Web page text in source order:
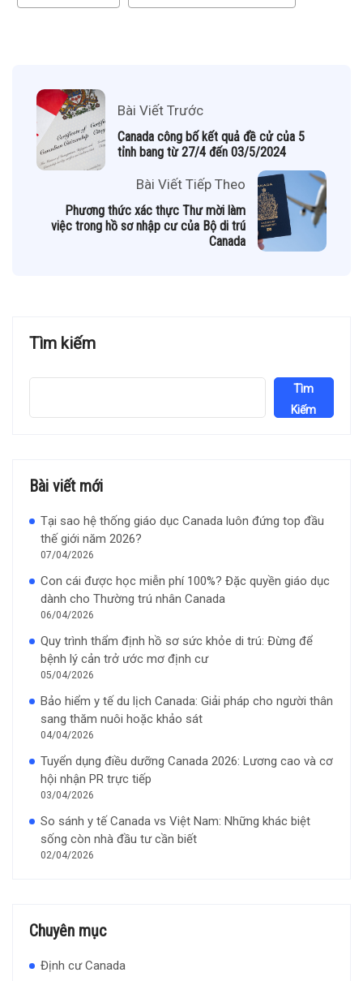
Bài Viết Trước
Canada công bố kết quả đề cử của 5
tỉnh bang từ 27/4 đến 03/5/2024
Bài Viết Tiếp Theo
Phương thức xác thực Thư mời làm
việc trong hồ sơ nhập cư của Bộ di trú
Canada
Tìm kiếm
Tìm
Kiếm
Bài viết mới
Tại sao hệ thống giáo dục Canada luôn đứng top đầu
thế giới năm 2026?
07/04/2026
Con cái được học miễn phí 100%? Đặc quyền giáo dục
dành cho Thường trú nhân Canada
06/04/2026
Quy trình thẩm định hồ sơ sức khỏe di trú: Đừng để
bệnh lý cản trở ước mơ định cư
05/04/2026
Bảo hiểm y tế du lịch Canada: Giải pháp cho người thân
sang thăm nuôi hoặc khảo sát
04/04/2026
Tuyển dụng điều dưỡng Canada 2026: Lương cao và cơ
hội nhận PR trực tiếp
03/04/2026
So sánh y tế Canada vs Việt Nam: Những khác biệt
sống còn nhà đầu tư cần biết
02/04/2026
Chuyên mục
Định cư Canada